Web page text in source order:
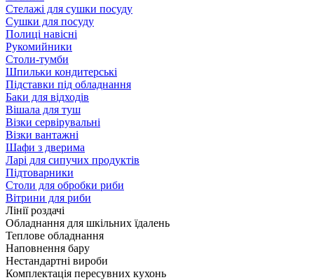
Стелажі для сушки посуду
Сушки для посуду
Полиці навісні
Рукомийники
Столи-тумби
Шпильки кондитерські
Підставки під обладнання
Баки для відходів
Вішала для туш
Візки сервірувальні
Візки вантажні
Шафи з дверима
Ларі для сипучих продуктів
Підтоварники
Столи для обробки риби
Вітрини для риби
Лінії роздачі
Обладнання для шкільних їдалень
Теплове обладнання
Наповнення бару
Нестандартні вироби
Комплектація пересувних кухонь